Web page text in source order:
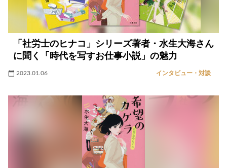
「社労士のヒナコ」シリーズ著者・水生大海さん
に聞く「時代を写すお仕事小説」の魅力
2023.01.06 インタビュー・対談